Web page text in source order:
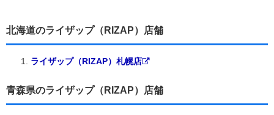
北海道のライザップ（RIZAP）店舗
ライザップ（RIZAP）札幌店
青森県のライザップ（RIZAP）店舗